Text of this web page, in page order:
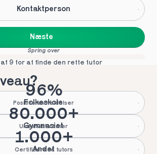
Kontaktperson
Næste
Spring over
af 9 for at finde den rette tutor
Folkeskole
Gymnasiet
Andet
96%
Positive anmeldelser
80.000+
Underviste timer
1.000+
Certificerede tutors